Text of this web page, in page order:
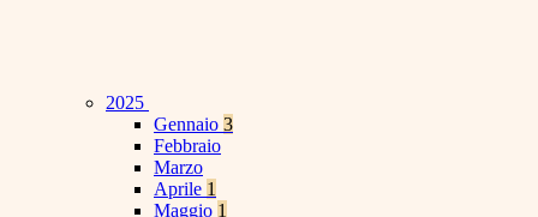
2025
Gennaio 3
Febbraio
Marzo
Aprile 1
Maggio 1